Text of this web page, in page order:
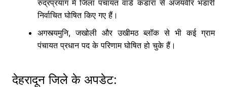
रुद्रप्रयाग में जिला पंचायत वार्ड कंडारा से अजयवीर भंडारी
निर्वाचित घोषित किए गए हैं।
अगस्त्यमुनि, जखोली और उखीमठ ब्लॉक से भी कई ग्राम
पंचायत प्रधान पद के परिणाम घोषित हो चुके हैं।
देहरादून जिले के अपडेट: